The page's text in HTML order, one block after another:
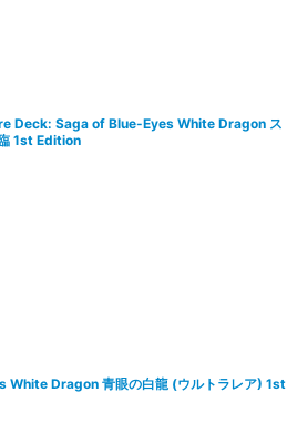
絞り込む
Deck: Saga of Blue-Eyes White Dragon ス
1st Edition
White Dragon 青眼の白龍 (ウルトラレア) 1st